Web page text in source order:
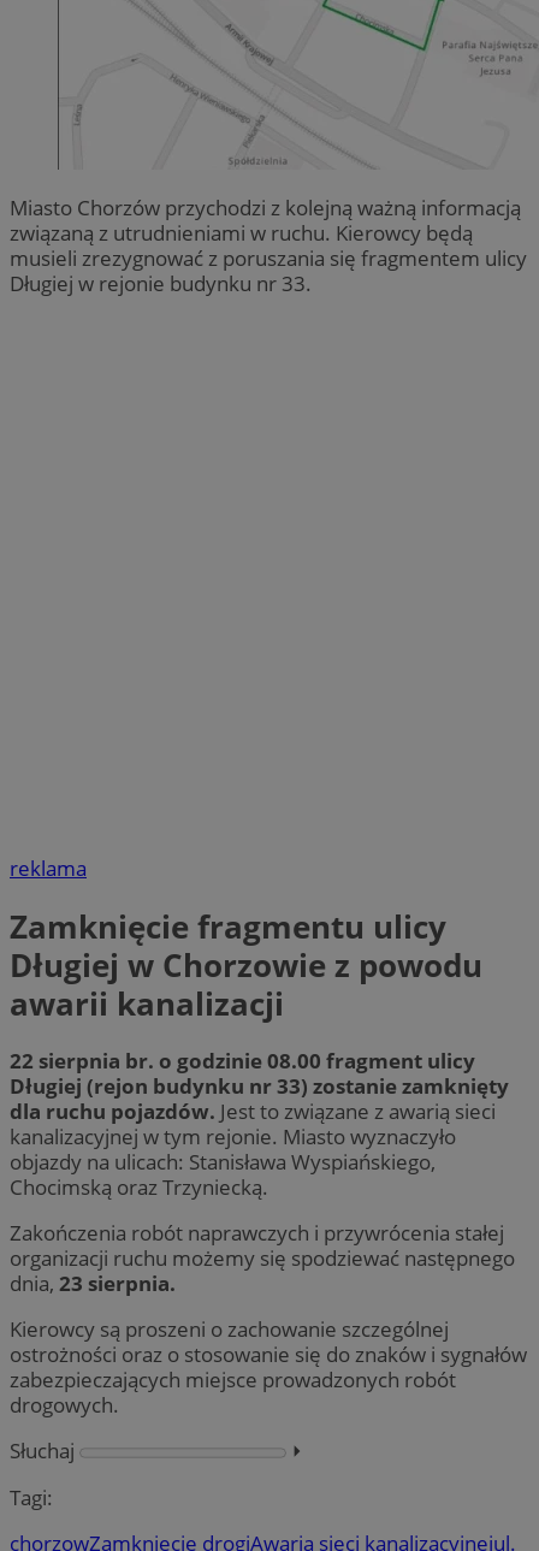
Miasto Chorzów przychodzi z kolejną ważną informacją
związaną z utrudnieniami w ruchu. Kierowcy będą
musieli zrezygnować z poruszania się fragmentem ulicy
Długiej w rejonie budynku nr 33.
reklama
Zamknięcie fragmentu ulicy
Długiej w Chorzowie z powodu
awarii kanalizacji
22 sierpnia br. o godzinie 08.00 fragment ulicy
Długiej (rejon budynku nr 33) zostanie zamknięty
dla ruchu pojazdów. Jest to związane z awarią sieci
kanalizacyjnej w tym rejonie. Miasto wyznaczyło
objazdy na ulicach: Stanisława Wyspiańskiego,
Chocimską oraz Trzyniecką.
Zakończenia robót naprawczych i przywrócenia stałej
organizacji ruchu możemy się spodziewać następnego
dnia, 23 sierpnia.
Kierowcy są proszeni o zachowanie szczególnej
ostrożności oraz o stosowanie się do znaków i sygnałów
zabezpieczających miejsce prowadzonych robót
drogowych.
Słuchaj
⏵︎
Tagi:
chorzowZamknięcie drogiAwaria sieci kanalizacyjnejul.